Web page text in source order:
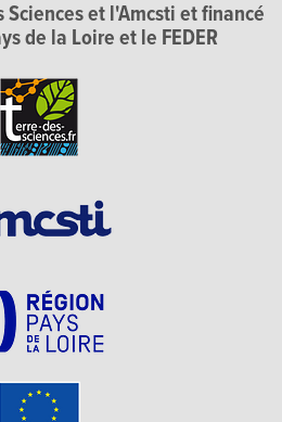
Sciences et l'Amcsti et financé
de la Loire et le FEDER